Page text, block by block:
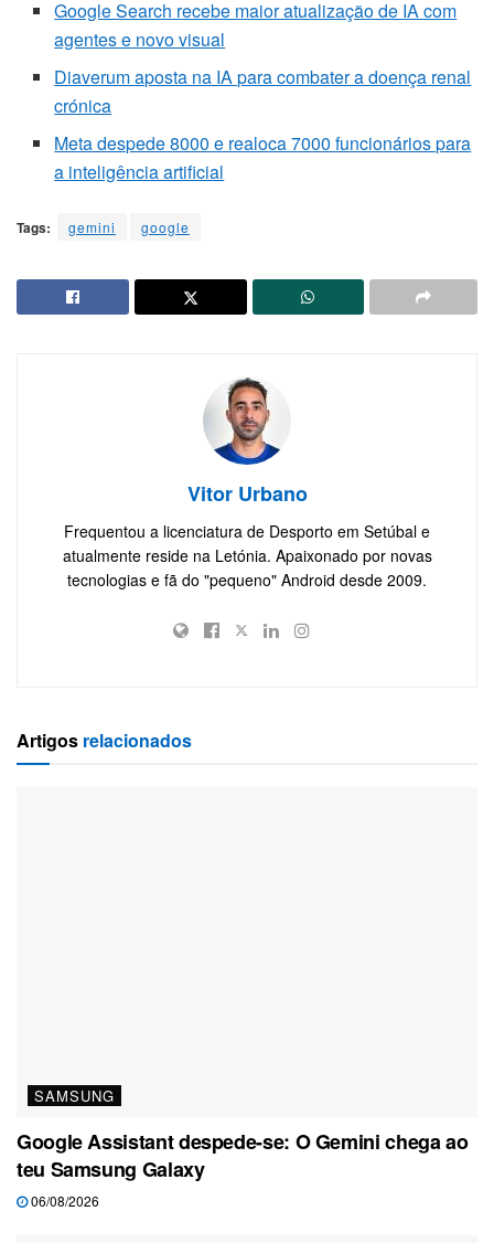
Google Search recebe maior atualização de IA com
agentes e novo visual
Diaverum aposta na IA para combater a doença renal
crónica
Meta despede 8000 e realoca 7000 funcionários para
a inteligência artificial
Tags: gemini google
Vitor Urbano
Frequentou a licenciatura de Desporto em Setúbal e
atualmente reside na Letónia. Apaixonado por novas
tecnologias e fã do "pequeno" Android desde 2009.
Artigos relacionados
SAMSUNG
Google Assistant despede-se: O Gemini chega ao
teu Samsung Galaxy
06/08/2026